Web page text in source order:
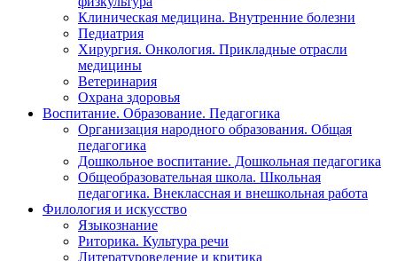
Клиническая медицина. Внутренние болезни
Педиатрия
Хирургия. Онкология. Прикладные отрасли
медицины
Ветеринария
Охрана здоровья
Воспитание. Образование. Педагогика
Организация народного образования. Общая
педагогика
Дошкольное воспитание. Дошкольная педагогика
Общеобразовательная школа. Школьная
педагогика. Внеклассная и внешкольная работа
Филология и искусство
Языкознание
Риторика. Культура речи
Литературоведение и критика